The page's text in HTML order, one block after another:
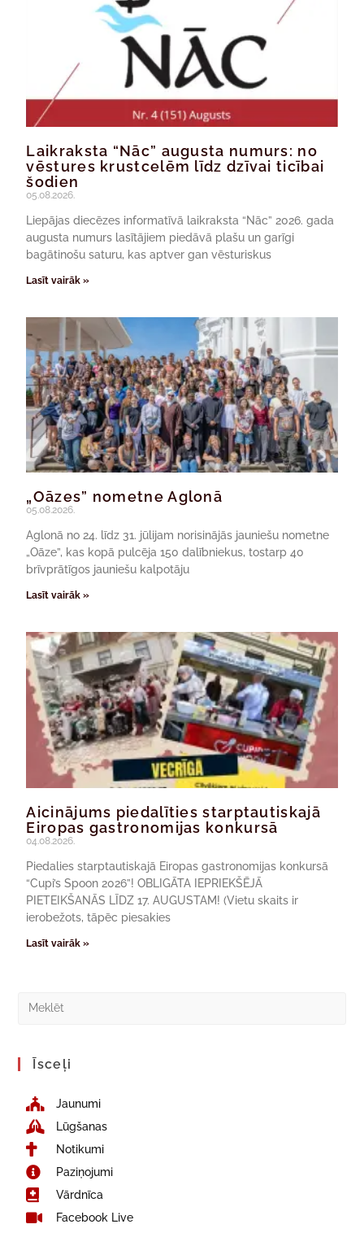
Laikraksta “Nāc” augusta numurs: no
vēstures krustcelēm līdz dzīvai ticībai
šodien
05.08.2026.
Liepājas diecēzes informatīvā laikraksta “Nāc” 2026. gada
augusta numurs lasītājiem piedāvā plašu un garīgi
bagātinošu saturu, kas aptver gan vēsturiskus
Lasīt vairāk »
„Oāzes” nometne Aglonā
05.08.2026.
Aglonā no 24. līdz 31. jūlijam norisinājās jauniešu nometne
„Oāze”, kas kopā pulcēja 150 dalībniekus, tostarp 40
brīvprātīgos jauniešu kalpotāju
Lasīt vairāk »
Aicinājums piedalīties starptautiskajā
Eiropas gastronomijas konkursā
04.08.2026.
Piedalies starptautiskajā Eiropas gastronomijas konkursā
“Cupi’s Spoon 2026”! OBLIGĀTA IEPRIEKŠĒJĀ
PIETEIKŠANĀS LĪDZ 17. AUGUSTAM! (Vietu skaits ir
ierobežots, tāpēc piesakies
Lasīt vairāk »
Īsceļi
Jaunumi
Lūgšanas
Notikumi
Paziņojumi
Vārdnīca
Facebook Live